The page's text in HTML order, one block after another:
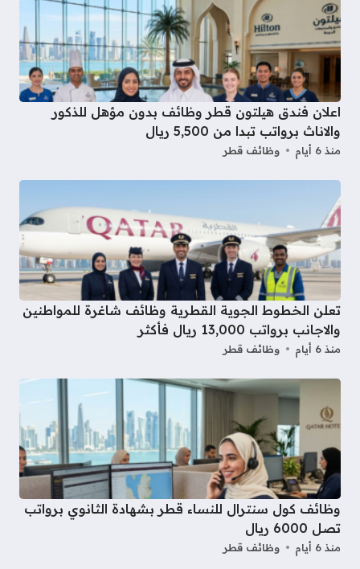
اعلان فندق هيلتون قطر وظائف بدون مؤهل للذكور
والاناث برواتب تبدا من 5,500 ريال
منذ 6 أيام وظائف قطر
تعلن الخطوط الجوية القطرية وظائف شاغرة للمواطنين
والاجانب برواتب 13,000 ريال فأكثر
منذ 6 أيام وظائف قطر
وظائف كول سنترال للنساء قطر بشهادة الثانوي برواتب
تصل 6000 ريال
منذ 6 أيام وظائف قطر